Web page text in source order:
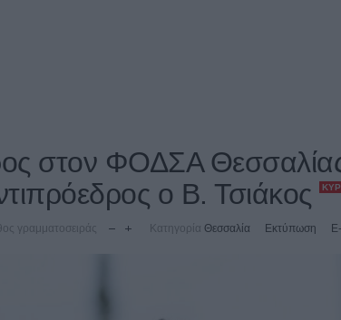
στον ΦΟΔΣΑ
ο Β. Τσιάκος
γραμματοσειράς Κατηγορία Θεσσαλία Εκτύπωση